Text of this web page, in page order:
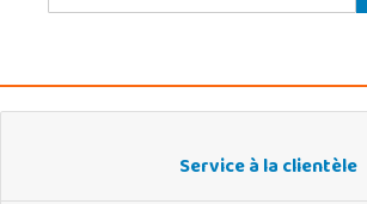
Service à la clientèle